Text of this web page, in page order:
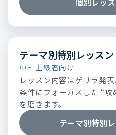
個別レッ
テーマ別特別レッスン
中～上級者向け
レッスン内容はゲリラ発
条件にフォーカスした “攻
を磨きます。
テーマ別特別